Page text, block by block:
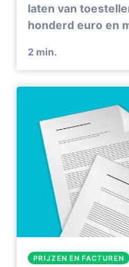
laten van
honderd euro en
2 min.
PRIJZEN EN FACTUREN